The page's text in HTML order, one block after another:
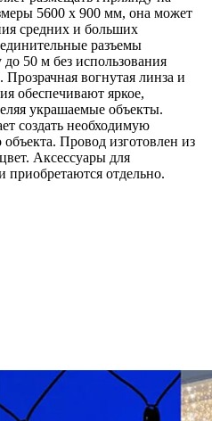
5600 x 900 мм, она может
средних и больших
разъемы
50 м без использования
вогнутая линза и
обеспечивают яркое,
украшаемые объекты.
создать необходимую
Провод изготовлен из
Аксессуары для
приобретаются отдельно.